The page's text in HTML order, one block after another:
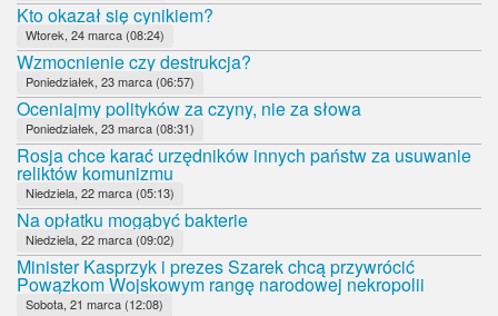
Kto okazał się cynikiem?
Wtorek, 24 marca (08:24)
Wzmocnienie czy destrukcja?
Poniedziałek, 23 marca (06:57)
Oceniajmy polityków za czyny, nie za słowa
Poniedziałek, 23 marca (08:31)
Rosja chce karać urzędników innych państw za usuwanie
reliktów komunizmu
Niedziela, 22 marca (05:13)
Na opłatku mogąbyć bakterie
Niedziela, 22 marca (09:02)
Minister Kasprzyk i prezes Szarek chcą przywrócić
Powązkom Wojskowym rangę narodowej nekropolii
Sobota, 21 marca (12:08)